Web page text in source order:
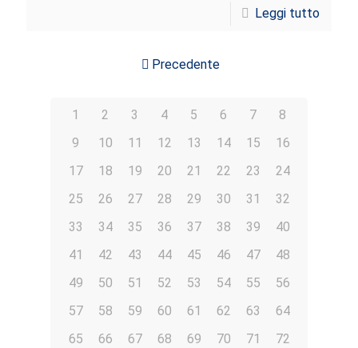
Leggi tutto
Precedente
1 2 3 4 5 6 7
8
9
10 11 12 13 14 15
16
17
18 19 20 21 22 23
24
25
26 27 28 29 30 31
32
33
34 35 36 37 38 39
40
41
42 43 44 45 46 47
48
49
50 51 52 53 54 55
56
57
58 59 60 61 62 63
64
65
66 67 68 69 70 71
72